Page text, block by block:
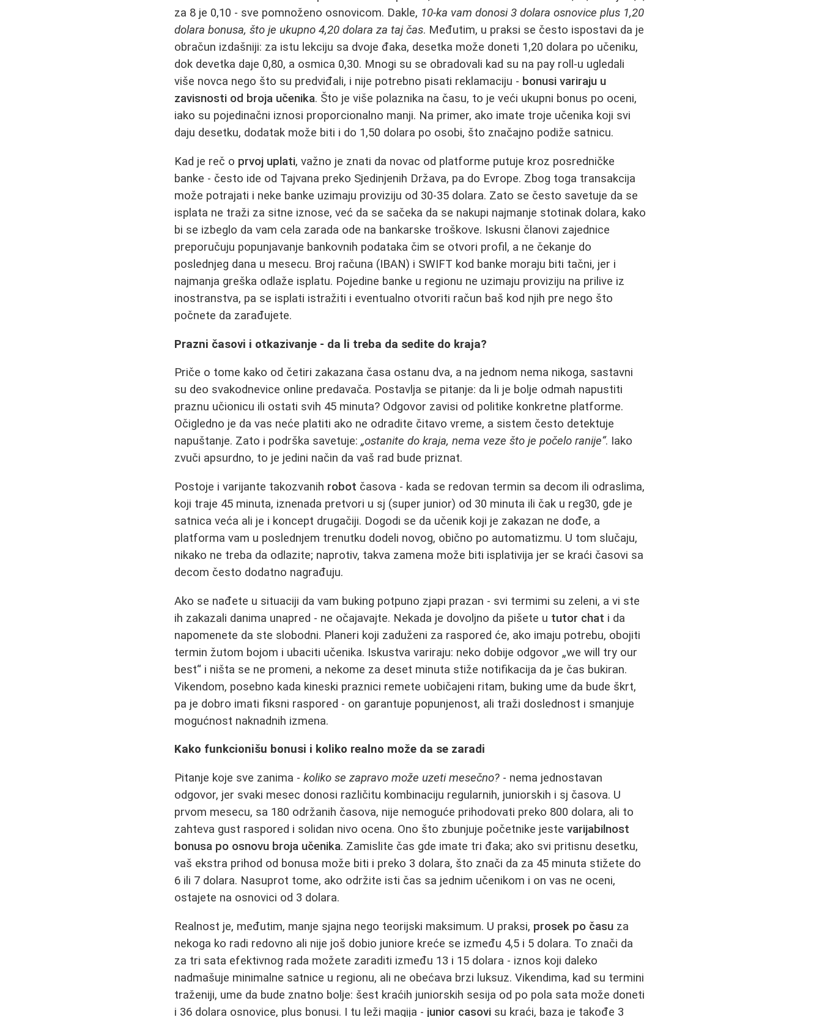
za 8 je 0,10 - sve pomnoženo osnovicom. Dakle, 10‑ka vam donosi 3 dolara osnovice plus 1,20
dolara bonusa, što je ukupno 4,20 dolara za taj čas. Međutim, u praksi se često ispostavi da je
obračun izdašniji: za istu lekciju sa dvoje đaka, desetka može doneti 1,20 dolara po učeniku,
dok devetka daje 0,80, a osmica 0,30. Mnogi su se obradovali kad su na pay roll‑u ugledali
više novca nego što su predviđali, i nije potrebno pisati reklamaciju - bonusi variraju u
zavisnosti od broja učenika. Što je više polaznika na času, to je veći ukupni bonus po oceni,
iako su pojedinačni iznosi proporcionalno manji. Na primer, ako imate troje učenika koji svi
daju desetku, dodatak može biti i do 1,50 dolara po osobi, što značajno podiže satnicu.
Kad je reč o prvoj uplati, važno je znati da novac od platforme putuje kroz posredničke
banke - često ide od Tajvana preko Sjedinjenih Država, pa do Evrope. Zbog toga transakcija
može potrajati i neke banke uzimaju proviziju od 30-35 dolara. Zato se često savetuje da se
isplata ne traži za sitne iznose, već da se sačeka da se nakupi najmanje stotinak dolara, kako
bi se izbeglo da vam cela zarada ode na bankarske troškove. Iskusni članovi zajednice
preporučuju popunjavanje bankovnih podataka čim se otvori profil, a ne čekanje do
poslednjeg dana u mesecu. Broj računa (IBAN) i SWIFT kod banke moraju biti tačni, jer i
najmanja greška odlaže isplatu. Pojedine banke u regionu ne uzimaju proviziju na prilive iz
inostranstva, pa se isplati istražiti i eventualno otvoriti račun baš kod njih pre nego što
počnete da zarađujete.
Prazni časovi i otkazivanje - da li treba da sedite do kraja?
Priče o tome kako od četiri zakazana časa ostanu dva, a na jednom nema nikoga, sastavni
su deo svakodnevice online predavača. Postavlja se pitanje: da li je bolje odmah napustiti
praznu učionicu ili ostati svih 45 minuta? Odgovor zavisi od politike konkretne platforme.
Očigledno je da vas neće platiti ako ne odradite čitavo vreme, a sistem često detektuje
napuštanje. Zato i podrška savetuje:„ostanite do kraja, nema veze što je počelo ranije“. Iako
zvuči apsurdno, to je jedini način da vaš rad bude priznat.
Postoje i varijante takozvanih robot časova - kada se redovan termin sa decom ili odraslima,
koji traje 45 minuta, iznenada pretvori u sj (super junior) od 30 minuta ili čak u reg30, gde je
satnica veća ali je i koncept drugačiji. Dogodi se da učenik koji je zakazan ne dođe, a
platforma vam u poslednjem trenutku dodeli novog, obično po automatizmu. U tom slučaju,
nikako ne treba da odlazite; naprotiv, takva zamena može biti isplativija jer se kraći časovi sa
decom često dodatno nagrađuju.
Ako se nađete u situaciji da vam buking potpuno zjapi prazan - svi termimi su zeleni, a vi ste
ih zakazali danima unapred - ne očajavajte. Nekada je dovoljno da pišete u tutor chat i da
napomenete da ste slobodni. Planeri koji zaduženi za raspored će, ako imaju potrebu, obojiti
termin žutom bojom i ubaciti učenika. Iskustva variraju: neko dobije odgovor „we will try our
best“ i ništa se ne promeni, a nekome za deset minuta stiže notifikacija da je čas bukiran.
Vikendom, posebno kada kineski praznici remete uobičajeni ritam, buking ume da bude škrt,
pa je dobro imati fiksni raspored - on garantuje popunjenost, ali traži doslednost i smanjuje
mogućnost naknadnih izmena.
Kako funkcionišu bonusi i koliko realno može da se zaradi
Pitanje koje sve zanima -koliko se zapravo može uzeti mesečno? - nema jednostavan
odgovor, jer svaki mesec donosi različitu kombinaciju regularnih, juniorskih i sj časova. U
prvom mesecu, sa 180 održanih časova, nije nemoguće prihodovati preko 800 dolara, ali to
zahteva gust raspored i solidan nivo ocena. Ono što zbunjuje početnike jestevarijabilnost
bonusa po osnovu broja učenika. Zamislite čas gde imate tri đaka; ako svi pritisnu desetku,
vaš ekstra prihod od bonusa može biti i preko 3 dolara, što znači da za 45 minuta stižete do
6 ili 7 dolara. Nasuprot tome, ako održite isti čas sa jednim učenikom i on vas ne oceni,
ostajete na osnovici od 3 dolara.
Realnost je, međutim, manje sjajna nego teorijski maksimum. U praksi, prosek po času za
nekoga ko radi redovno ali nije još dobio juniore kreće se između 4,5 i 5 dolara. To znači da
za tri sata efektivnog rada možete zaraditi između 13 i 15 dolara - iznos koji daleko
nadmašuje minimalne satnice u regionu, ali ne obećava brzi luksuz. Vikendima, kad su termini
traženiji, ume da bude znatno bolje: šest kraćih juniorskih sesija od po pola sata može doneti
i 36 dolara osnovice, plus bonusi. I tu leži magija - junior casovi su kraći, baza je takođe 3